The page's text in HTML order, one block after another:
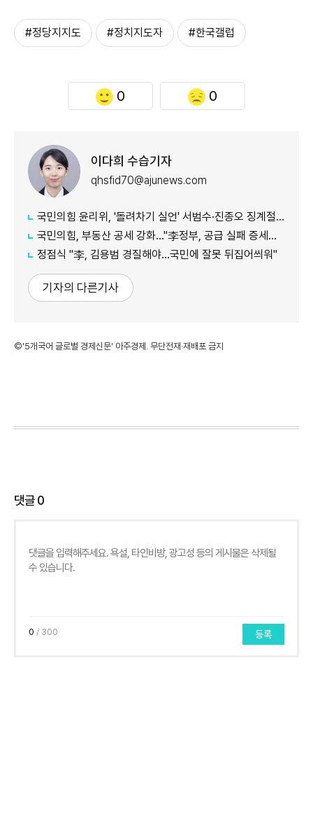
#정당지지도 #정치지도자 #한국갤럽
0 0
이다희 수습기자
qhsfid70@ajunews.com
국민의힘 윤리위, '돌려차기 실언' 서범수·진종오 징계절차 개시
국민의힘, 부동산 공세 강화..."李정부, 공급 실패 증세로 덮으려 해"
정점식 "李, 김용범 경질해야...국민에 잘못 뒤집어씌워"
기자의 다른기사
©'5개국어 글로벌 경제신문' 아주경제. 무단전재·재배포 금지
댓글0
0 / 300 등록